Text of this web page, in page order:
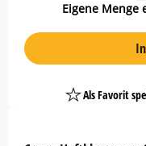
Eigene Menge
Als Favorit